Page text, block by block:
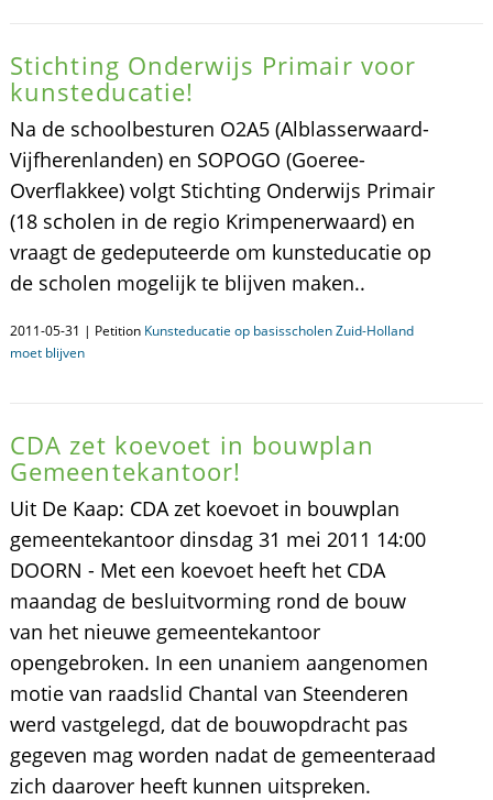
Stichting Onderwijs Primair voor
kunsteducatie!
Na de schoolbesturen O2A5 (Alblasserwaard-
Vijfherenlanden) en SOPOGO (Goeree-
Overflakkee) volgt Stichting Onderwijs Primair
(18 scholen in de regio Krimpenerwaard) en
vraagt de gedeputeerde om kunsteducatie op
de scholen mogelijk te blijven maken..
2011-05-31 | Petition Kunsteducatie op basisscholen Zuid-Holland
moet blijven
CDA zet koevoet in bouwplan
Gemeentekantoor!
Uit De Kaap: CDA zet koevoet in bouwplan
gemeentekantoor dinsdag 31 mei 2011 14:00
DOORN - Met een koevoet heeft het CDA
maandag de besluitvorming rond de bouw
van het nieuwe gemeentekantoor
opengebroken. In een unaniem aangenomen
motie van raadslid Chantal van Steenderen
werd vastgelegd, dat de bouwopdracht pas
gegeven mag worden nadat de gemeenteraad
zich daarover heeft kunnen uitspreken.